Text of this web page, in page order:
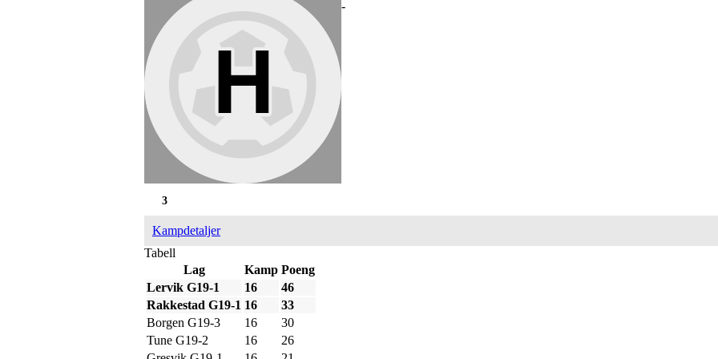
-
3
Kampdetaljer
Tabell
Lag
Kamp Poeng
Lervik G19-1
16
46
Rakkestad G19-1 16
33
Borgen G19-3
16
30
Tune G19-2
16
26